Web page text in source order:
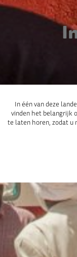
In één van deze
vinden het belangrijk
te laten horen, zodat u